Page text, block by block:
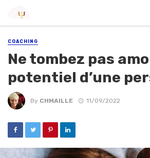
COACHING
Ne tombez pas
potentiel d’une
By CHMAILLE 11/09/2022